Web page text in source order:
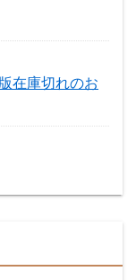
在庫切れのお